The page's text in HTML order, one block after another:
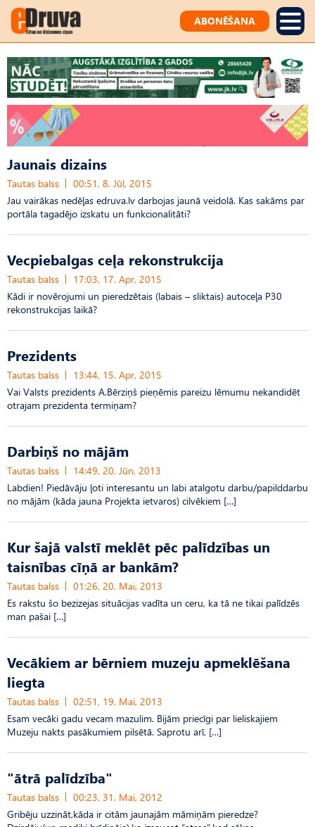
ABONĒŠANA
Jaunais dizains
Tautas balss
00:51, 8. Jūl, 2015
Jau vairākas nedēļas edruva.lv darbojas jaunā veidolā. Kas sakāms par
portāla tagadējo izskatu un funkcionalitāti?
Vecpiebalgas ceļa rekonstrukcija
Tautas balss
17:03, 17. Apr, 2015
Kādi ir novērojumi un pieredzētais (labais – sliktais) autoceļa P30
rekonstrukcijas laikā?
Prezidents
Tautas balss
13:44, 15. Apr, 2015
Vai Valsts prezidents A.Bērziņš pieņēmis pareizu lēmumu nekandidēt
otrajam prezidenta termiņam?
Darbiņš no mājām
Tautas balss
14:49, 20. Jūn, 2013
Labdien! Piedāvāju ļoti interesantu un labi atalgotu darbu/papilddarbu
no mājām (kāda jauna Projekta ietvaros) cilvēkiem […]
Kur šajā valstī meklēt pēc palīdzības un
taisnības cīņā ar bankām?
Tautas balss
01:26, 20. Mai, 2013
Es rakstu šo bezizejas situācijas vadīta un ceru, ka tā ne tikai palīdzēs
man pašai […]
Vecākiem ar bērniem muzeju apmeklēšana
liegta
Tautas balss
02:51, 19. Mai, 2013
Esam vecāki gadu vecam mazulim. Bijām priecīgi par lieliskajiem
Muzeju nakts pasākumiem pilsētā. Saprotu arī, […]
"ātrā palīdzība"
Tautas balss
00:23, 31. Mai, 2012
Gribēju uzzināt,kāda ir citām jaunajām māmiņām pieredze?